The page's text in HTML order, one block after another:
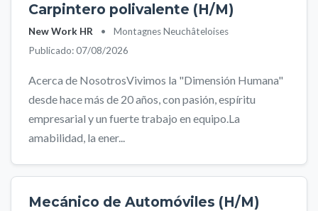
Carpintero polivalente (H/M)
New Work HR •
Montagnes Neuchâteloises
Publicado: 07/08/2026
Acerca de NosotrosVivimos la "Dimensión Humana"
desde hace más de 20 años, con pasión, espíritu
empresarial y un fuerte trabajo en equipo.La
amabilidad, la ener...
Mecánico de Automóviles (H/M)